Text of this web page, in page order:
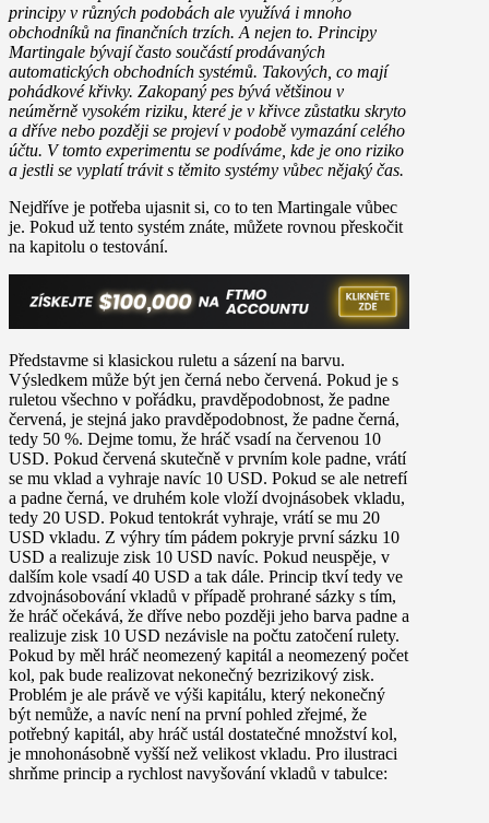
principy v různých podobách ale využívá i mnoho
obchodníků na finančních trzích. A nejen to. Principy
Martingale bývají často součástí prodávaných
automatických obchodních systémů. Takových, co mají
pohádkové křivky. Zakopaný pes bývá většinou v
neúměrně vysokém riziku, které je v křivce zůstatku skryto
a dříve nebo později se projeví v podobě vymazání celého
účtu. V tomto experimentu se podíváme, kde je ono riziko
a jestli se vyplatí trávit s těmito systémy vůbec nějaký čas.
Nejdříve je potřeba ujasnit si, co to ten Martingale vůbec
je. Pokud už tento systém znáte, můžete rovnou přeskočit
na kapitolu o testování.
Představme si klasickou ruletu a sázení na barvu.
Výsledkem může být jen černá nebo červená. Pokud je s
ruletou všechno v pořádku, pravděpodobnost, že padne
červená, je stejná jako pravděpodobnost, že padne černá,
tedy 50 %. Dejme tomu, že hráč vsadí na červenou 10
USD. Pokud červená skutečně v prvním kole padne, vrátí
se mu vklad a vyhraje navíc 10 USD. Pokud se ale netrefí
a padne černá, ve druhém kole vloží dvojnásobek vkladu,
tedy 20 USD. Pokud tentokrát vyhraje, vrátí se mu 20
USD vkladu. Z výhry tím pádem pokryje první sázku 10
USD a realizuje zisk 10 USD navíc. Pokud neuspěje, v
dalším kole vsadí 40 USD a tak dále. Princip tkví tedy ve
zdvojnásobování vkladů v případě prohrané sázky s tím,
že hráč očekává, že dříve nebo později jeho barva padne a
realizuje zisk 10 USD nezávisle na počtu zatočení rulety.
Pokud by měl hráč neomezený kapitál a neomezený počet
kol, pak bude realizovat nekonečný bezrizikový zisk.
Problém je ale právě ve výši kapitálu, který nekonečný
být nemůže, a navíc není na první pohled zřejmé, že
potřebný kapitál, aby hráč ustál dostatečné množství kol,
je mnohonásobně vyšší než velikost vkladu. Pro ilustraci
shrňme princip a rychlost navyšování vkladů v tabulce: